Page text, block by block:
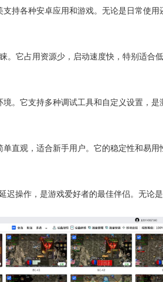
持各种安卓应用和游戏。无论是日常使用
。它占用资源少，启动速度快，特别适合
。它支持多种调试工具和自定义设置，是
直观，适合新手用户。它的稳定性和易
操作，是游戏爱好者的最佳伴侣。无论